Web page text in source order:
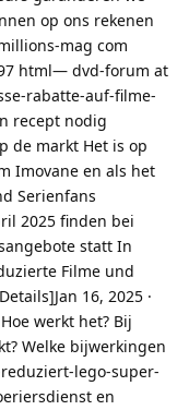
op ons rekenen
mag com
html— dvd-forum at
rabatte-auf-filme-
recept nodig
de markt Het is op
Imovane en als het
Serienfans
2025 finden bei
statt In
Filme und
16, 2025 ·
werkt het? Bij
Welke bijwerkingen
lego-super-
en